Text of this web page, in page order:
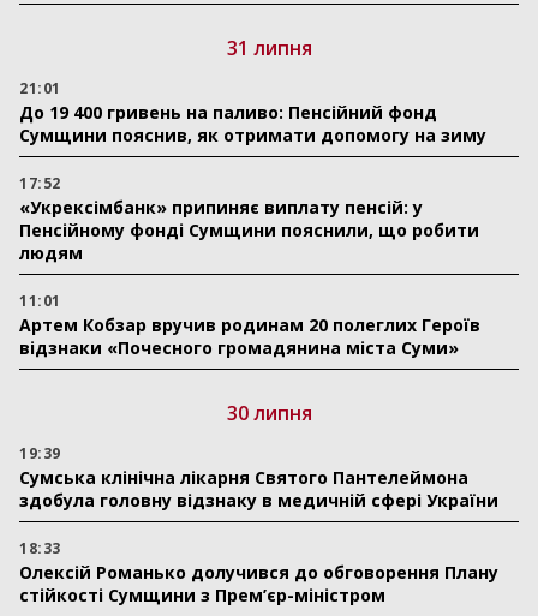
31 липня
21:01
До 19 400 гривень на паливо: Пенсійний фонд
Сумщини пояснив, як отримати допомогу на зиму
17:52
«Укрексімбанк» припиняє виплату пенсій: у
Пенсійному фонді Сумщини пояснили, що робити
людям
11:01
Артем Кобзар вручив родинам 20 полеглих Героїв
відзнаки «Почесного громадянина міста Суми»
30 липня
19:39
Сумська клінічна лікарня Святого Пантелеймона
здобула головну відзнаку в медичній сфері України
18:33
Олексій Романько долучився до обговорення Плану
стійкості Сумщини з Прем’єр-міністром